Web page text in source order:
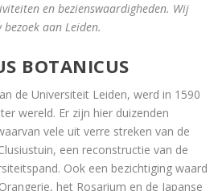
en bezienswaardigheden. Wij
aan Leiden.
BOTANICUS
de Universiteit Leiden, werd in 1590
wereld. Er zijn hier duizenden
vele uit verre streken van de
een reconstructie van de
Ook een bezichtiging waard
het Rosarium en de Japanse